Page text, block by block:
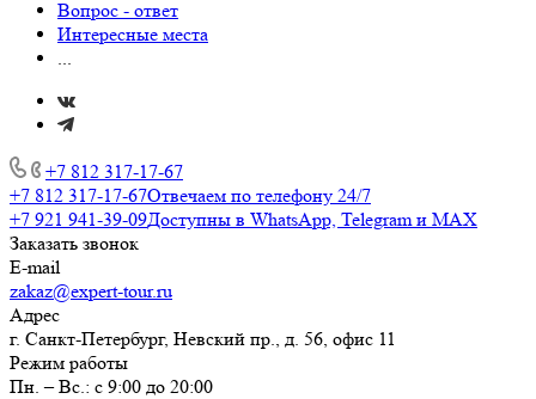
Вопрос - ответ
Интересные места
...
+7 812 317-17-67
+7 812 317-17-67Отвечаем по телефону 24/7
+7 921 941-39-09Доступны в WhatsApp, Telegram и MAX
Заказать звонок
E-mail
zakaz@expert-tour.ru
Адрес
г. Санкт-Петербург, Невский пр., д. 56, офис 11
Режим работы
Пн. – Вс.: с 9:00 до 20:00